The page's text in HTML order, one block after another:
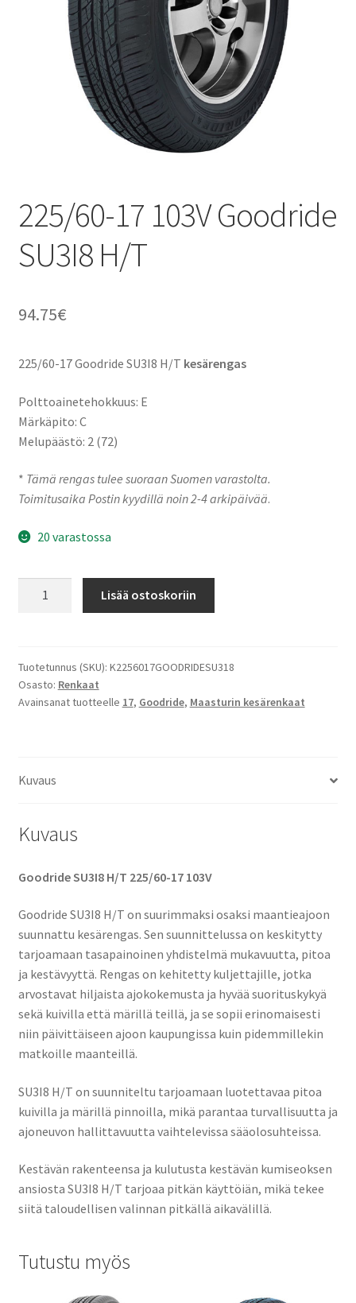
225/60-17 103V Goodride
SU3I8 H/T
94.75€
225/60-17 Goodride SU3I8 H/T kesärengas
Polttoainetehokkuus: E
Märkäpito: C
Melupäästö: 2 (72)
* Tämä rengas tulee suoraan Suomen varastolta.
Toimitusaika Postin kyydillä noin 2-4 arkipäivää.
20 varastossa
SU3I8
H/T
määrä
Lisää ostoskoriin
Tuotetunnus (SKU): K2256017GOODRIDESU318
Osasto: Renkaat
Avainsanat tuotteelle 17, Goodride, Maasturin kesärenkaat
Kuvaus
Kuvaus
Goodride SU3I8 H/T 225/60-17 103V
Goodride SU3I8 H/T on suurimmaksi osaksi maantieajoon
suunnattu kesärengas. Sen suunnittelussa on keskitytty
tarjoamaan tasapainoinen yhdistelmä mukavuutta, pitoa
ja kestävyyttä. Rengas on kehitetty kuljettajille, jotka
arvostavat hiljaista ajokokemusta ja hyvää suorituskykyä
sekä kuivilla että märillä teillä, ja se sopii erinomaisesti
niin päivittäiseen ajoon kaupungissa kuin pidemmillekin
matkoille maanteillä.
SU3I8 H/T on suunniteltu tarjoamaan luotettavaa pitoa
kuivilla ja märillä pinnoilla, mikä parantaa turvallisuutta ja
ajoneuvon hallittavuutta vaihtelevissa sääolosuhteissa.
Kestävän rakenteensa ja kulutusta kestävän kumiseoksen
ansiosta SU3I8 H/T tarjoaa pitkän käyttöiän, mikä tekee
siitä taloudellisen valinnan pitkällä aikavälillä.
Tutustu myös